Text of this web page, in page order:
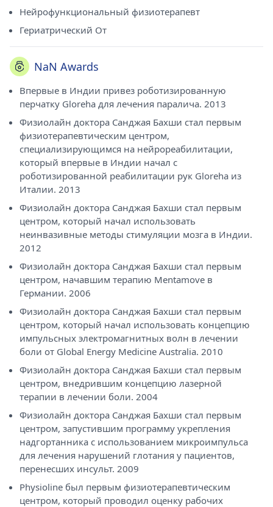
Нейрофункциональный физиотерапевт
Гериатрический От
NaN Awards
Впервые в Индии привез роботизированную
перчатку Gloreha для лечения паралича. 2013
Физиолайн доктора Санджая Бахши стал первым
физиотерапевтическим центром,
специализирующимся на нейрореабилитации,
который впервые в Индии начал с
роботизированной реабилитации рук Gloreha из
Италии. 2013
Физиолайн доктора Санджая Бахши стал первым
центром, который начал использовать
неинвазивные методы стимуляции мозга в Индии.
2012
Физиолайн доктора Санджая Бахши стал первым
центром, начавшим терапию Mentamove в
Германии. 2006
Физиолайн доктора Санджая Бахши стал первым
центром, который начал использовать концепцию
импульсных электромагнитных волн в лечении
боли от Global Energy Medicine Australia. 2010
Физиолайн доктора Санджая Бахши стал первым
центром, внедрившим концепцию лазерной
терапии в лечении боли. 2004
Физиолайн доктора Санджая Бахши стал первым
центром, запустившим программу укрепления
надгортанника с использованием микроимпульса
для лечения нарушений глотания у пациентов,
перенесших инсульт. 2009
Physioline был первым физиотерапевтическим
центром, который проводил оценку рабочих